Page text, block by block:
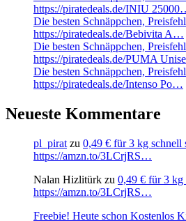
https://piratedeals.de/INIU
Die besten Schnäppchen,
https://piratedeals.de/Bebivita A…
Die besten Schnäppchen,
https://piratedeals.de/PUMA
Die besten Schnäppchen,
https://piratedeals.de/Intenso Po…
Neueste Kommentare
pl_pirat zu 0,49 € für 3 kg schnell
https://amzn.to/3LCrjRS…
Nalan Hizlitürk zu 0,49 € für 3 kg
https://amzn.to/3LCrjRS…
Freebie! Heute schon Kostenlos